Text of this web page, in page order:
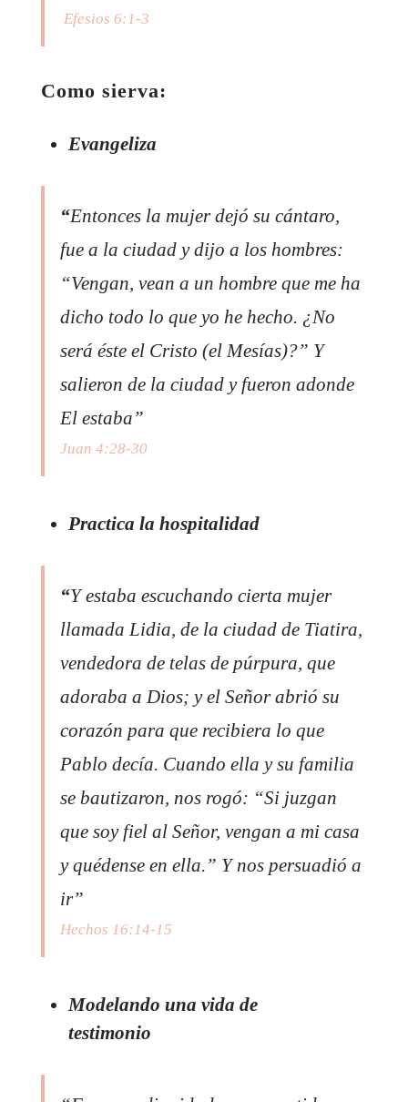
Efesios 6:1-3
Como sierva:
Evangeliza
“Entonces la mujer dejó su cántaro,
fue a la ciudad y dijo a los hombres:
“Vengan, vean a un hombre que me ha
dicho todo lo que yo he hecho. ¿No
será éste el Cristo (el Mesías)?” Y
salieron de la ciudad y fueron adonde
El estaba”
Juan 4:28-30
Practica la hospitalidad
“Y estaba escuchando cierta mujer
llamada Lidia, de la ciudad de Tiatira,
vendedora de telas de púrpura, que
adoraba a Dios; y el Señor abrió su
corazón para que recibiera lo que
Pablo decía. Cuando ella y su familia
se bautizaron, nos rogó: “Si juzgan
que soy fiel al Señor, vengan a mi casa
y quédense en ella.” Y nos persuadió a
ir”
Hechos 16:14-15
Modelando una vida de
testimonio